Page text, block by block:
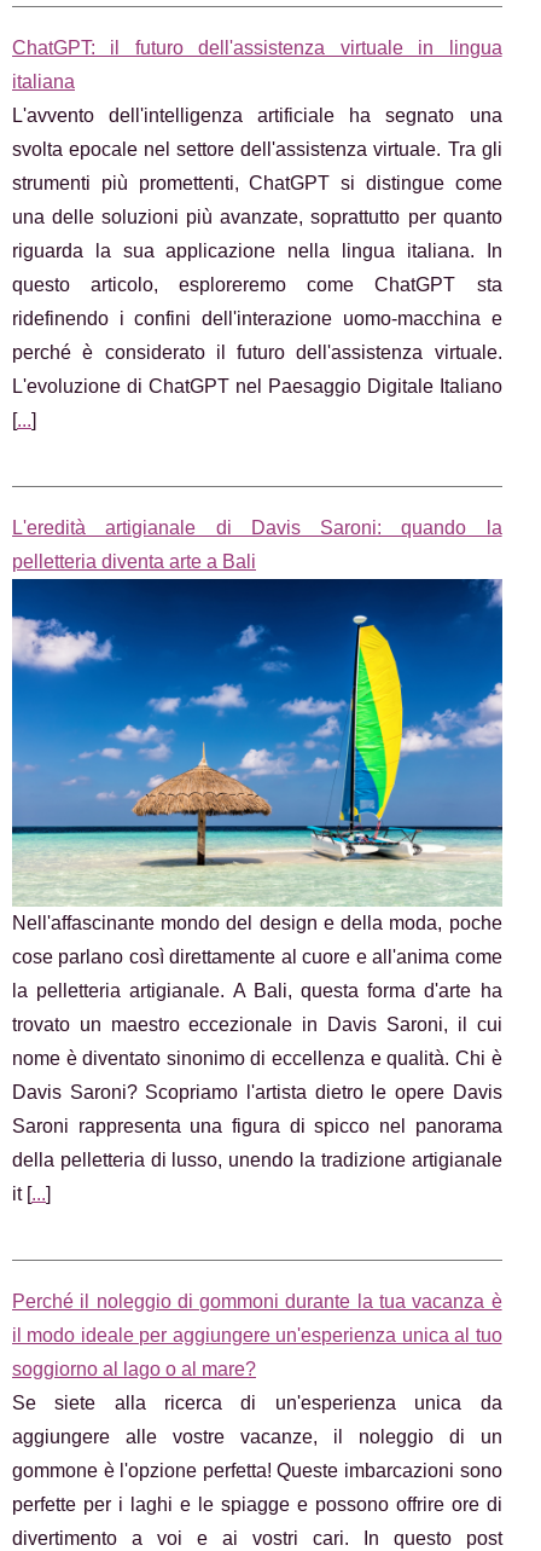
ChatGPT: il futuro dell'assistenza virtuale in lingua
italiana
L'avvento dell'intelligenza artificiale ha segnato una
svolta epocale nel settore dell'assistenza virtuale. Tra gli
strumenti più promettenti, ChatGPT si distingue come
una delle soluzioni più avanzate, soprattutto per quanto
riguarda la sua applicazione nella lingua italiana. In
questo articolo, esploreremo come ChatGPT sta
ridefinendo i confini dell'interazione uomo-macchina e
perché è considerato il futuro dell'assistenza virtuale.
L'evoluzione di ChatGPT nel Paesaggio Digitale Italiano
[...]
L'eredità artigianale di Davis Saroni: quando la
pelletteria diventa arte a Bali
Nell'affascinante mondo del design e della moda, poche
cose parlano così direttamente al cuore e all'anima come
la pelletteria artigianale. A Bali, questa forma d'arte ha
trovato un maestro eccezionale in Davis Saroni, il cui
nome è diventato sinonimo di eccellenza e qualità. Chi è
Davis Saroni? Scopriamo l'artista dietro le opere Davis
Saroni rappresenta una figura di spicco nel panorama
della pelletteria di lusso, unendo la tradizione artigianale
it [...]
Perché il noleggio di gommoni durante la tua vacanza è
il modo ideale per aggiungere un'esperienza unica al tuo
soggiorno al lago o al mare?
Se siete alla ricerca di un'esperienza unica da
aggiungere alle vostre vacanze, il noleggio di un
gommone è l'opzione perfetta! Queste imbarcazioni sono
perfette per i laghi e le spiagge e possono offrire ore di
divertimento a voi e ai vostri cari. In questo post